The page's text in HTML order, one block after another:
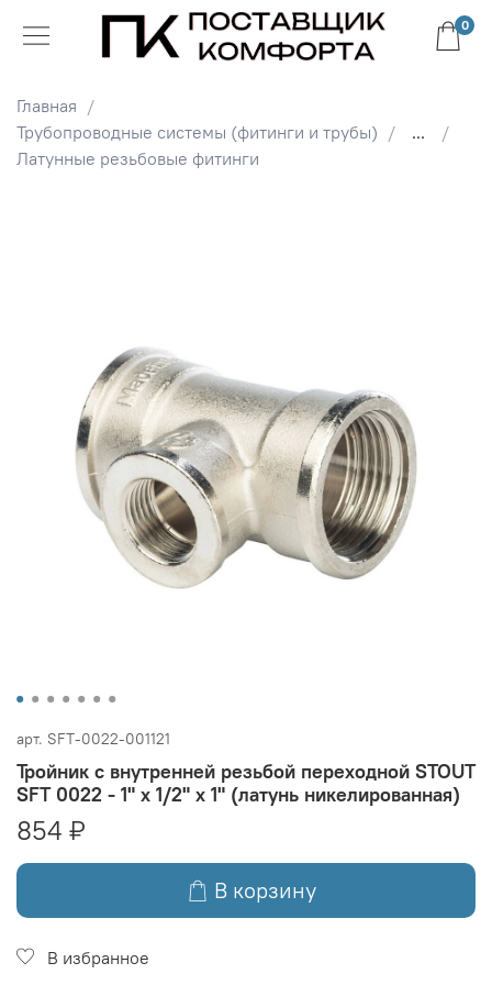
0
Главная
Трубопроводные системы (фитинги и трубы)
...
Латунные резьбовые фитинги
арт. SFT-0022-001121
Тройник с внутренней резьбой переходной STOUT
SFT 0022 - 1" x 1/2" x 1" (латунь никелированная)
854 ₽
В корзину
В избранное